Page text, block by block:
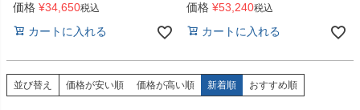
価格 ¥34,650税込
カートに入れる
価格 ¥53,240税込
カートに入れる
並び替え 価格が安い順 価格が高い順 新着順 おすすめ順